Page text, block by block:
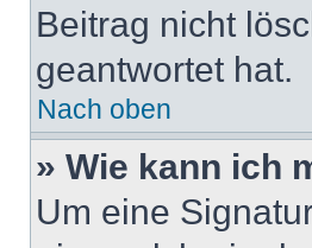
Beitrag nicht
geantwortet hat.
Nach oben
» Wie kann ich
Um eine